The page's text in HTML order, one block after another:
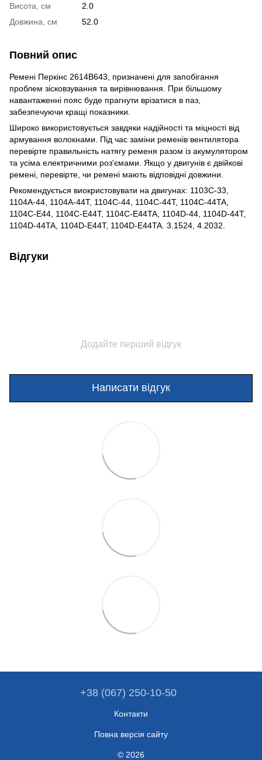
Висота, см
2.0
Довжина, см
52.0
Повний опис
Ремені Перкінс 2614B643, призначені для запобігання
проблем зісковзування та вирівнювання. При більшому
навантаженні пояс буде прагнути врізатися в паз,
забезпечуючи кращі показники.
Широко використовується завдяки надійності та міцності від
армування волокнами. Під час заміни ременів вентилятора
перевірте правильність натягу ременя разом із акумулятором
та усіма електричними роз'ємами. Якщо у двигунів є двійкові
ремені, перевірте, чи ремені мають відповідні довжини.
Рекомендується виокристовувати на двигунах: 1103C-33,
1104A-44, 1104A-44T, 1104C-44, 1104C-44T, 1104C-44TA,
1104C-E44, 1104C-E44T, 1104C-E44TA, 1104D-44, 1104D-44T,
1104D-44TA, 1104D-E44T, 1104D-E44TA 3.1524 4.2032
Відгуки
Додайте перший відгук
Написати відгук
+38 (067) 250-10-50
Контакти
Повна версія сайту
© 2026